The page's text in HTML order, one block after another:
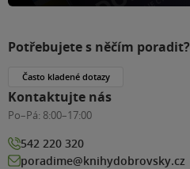
Potřebujete s něčím poradit?
Často kladené dotazy
Kontaktujte nás
Po–Pá: 8:00–17:00
542 220 320
poradime@knihydobrovsky.cz